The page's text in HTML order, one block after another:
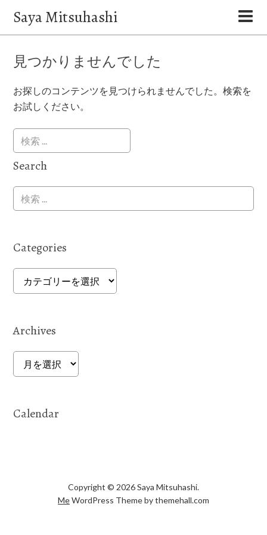
Saya Mitsuhashi
見つかりませんでした
お探しのコンテンツを見つけられませんでした。検索を
お試しください。
Search
Categories
Categories
Archives
Archives
Calendar
Copyright © 2026 Saya Mitsuhashi.
MeWordPress Theme by themehall.com